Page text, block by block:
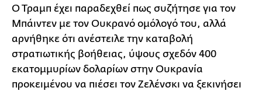
Ο Τραμπ έχει παραδεχθεί πως συζήτησε για τον
Μπάιντεν με τον Ουκρανό ομόλογό του, αλλά
αρνήθηκε ότι ανέστειλε την καταβολή
στρατιωτικής βοήθειας, ύψους σχεδόν 400
εκατομμυρίων δολαρίων στην Ουκρανία
προκειμένου να πιέσει τον Ζελένσκι να ξεκινήσει